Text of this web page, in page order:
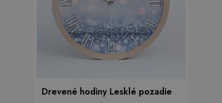
Drevené hodiny Lesklé pozadie